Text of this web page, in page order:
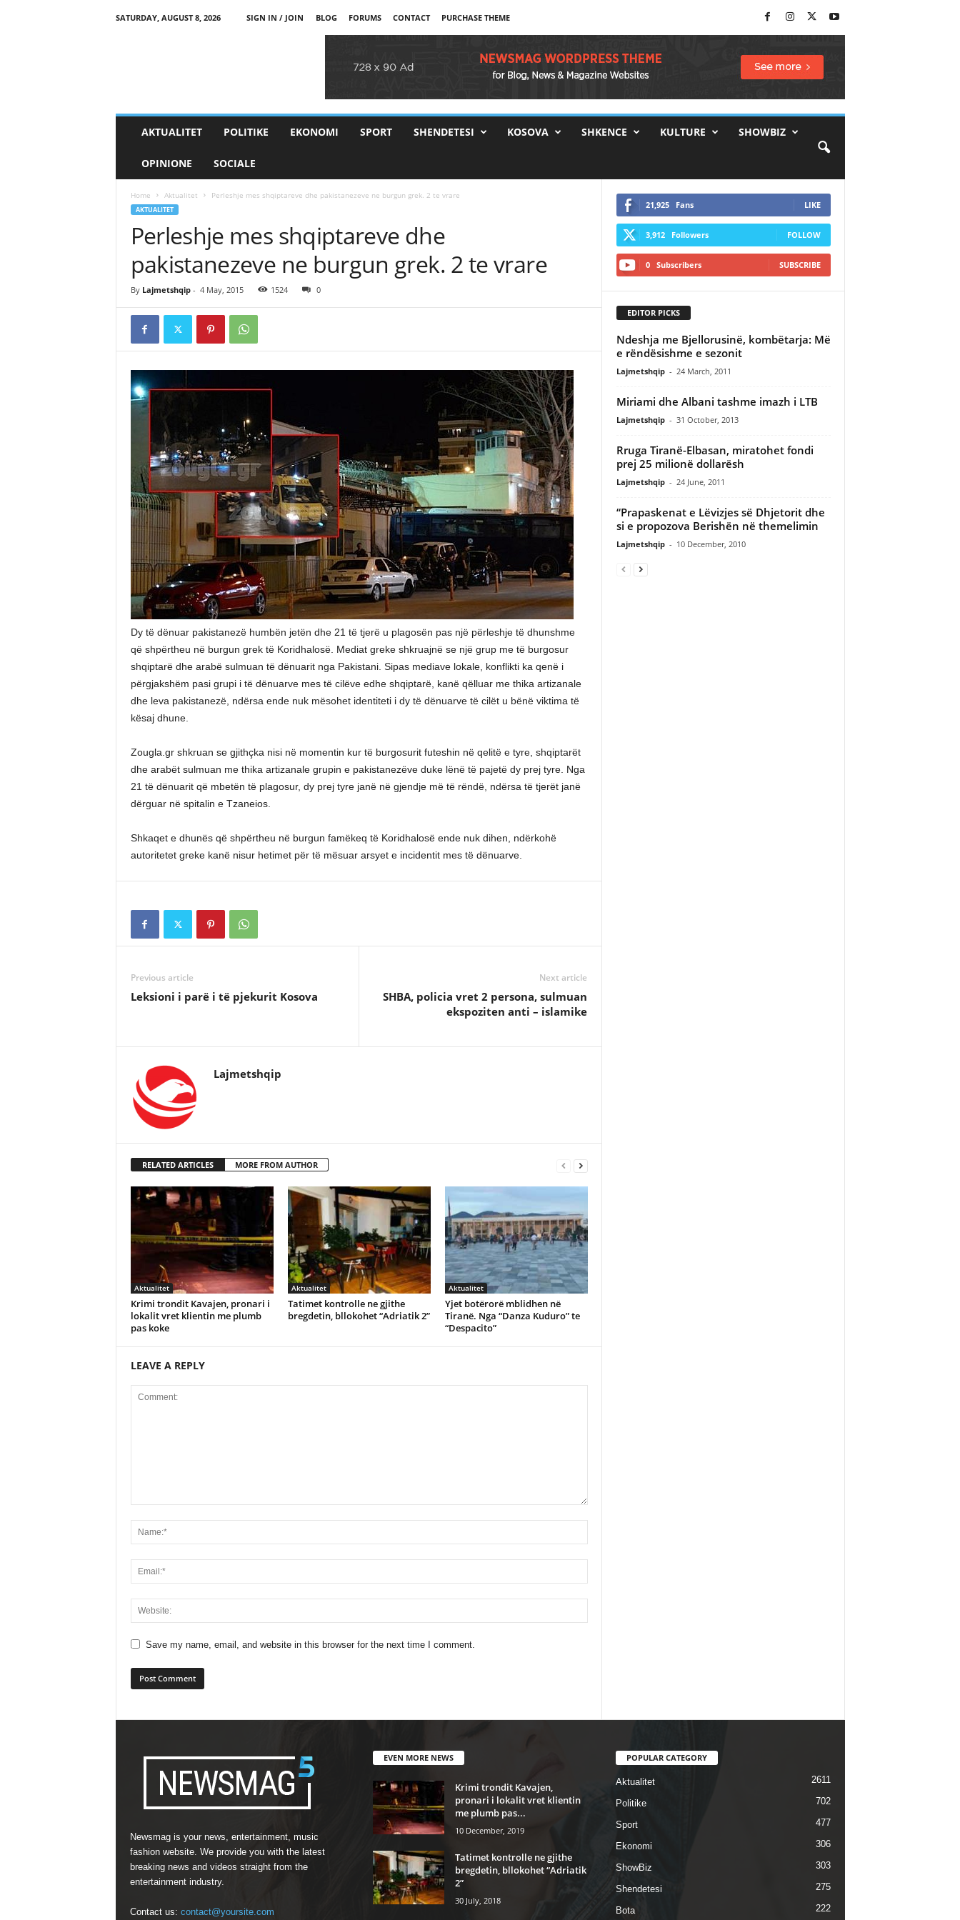
SATURDAY, AUGUST 8, 2026 SIGN IN / JOIN BLOG FORUMS CONTACT PURCHASE THEME
AKTUALITET POLITIKE EKONOMI SPORT SHENDETESI KOSOVA SHKENCE KULTURE SHOWBIZ
OPINIONE SOCIALE
Home Aktualitet Perleshje mes shqiptareve dhe pakistanezeve ne burgun grek. 2 te vrare
AKTUALITET
Perleshje mes shqiptareve dhe
pakistanezeve ne burgun grek. 2 te vrare
By Lajmetshqip- 4 May, 2015 1524 0
Dy të dënuar pakistanezë humbën jetën dhe 21 të tjerë u plagosën pas një përleshje të dhunshme
që shpërtheu në burgun grek të Koridhalosë. Mediat greke shkruajnë se një grup me të burgosur
shqiptarë dhe arabë sulmuan të dënuarit nga Pakistani. Sipas mediave lokale, konflikti ka qenë i
përgjakshëm pasi grupi i të dënuarve mes të cilëve edhe shqiptarë, kanë qëlluar me thika artizanale
dhe leva pakistanezë, ndërsa ende nuk mësohet identiteti i dy të dënuarve të cilët u bënë viktima të
kësaj dhune.
Zougla.gr shkruan se gjithçka nisi në momentin kur të burgosurit futeshin në qelitë e tyre, shqiptarët
dhe arabët sulmuan me thika artizanale grupin e pakistanezëve duke lënë të pajetë dy prej tyre. Nga
21 të dënuarit që mbetën të plagosur, dy prej tyre janë në gjendje më të rëndë, ndërsa të tjerët janë
dërguar në spitalin e Tzaneios.
Shkaqet e dhunës që shpërtheu në burgun famëkeq të Koridhalosë ende nuk dihen, ndërkohë
autoritetet greke kanë nisur hetimet për të mësuar arsyet e incidentit mes të dënuarve.
Previous article
Leksioni i parë i të pjekurit Kosova
Next article
SHBA, policia vret 2 persona, sulmuan
ekspoziten anti – islamike
Lajmetshqip
RELATED ARTICLES MORE FROM AUTHOR
Aktualitet
Krimi trondit Kavajen, pronari i
lokalit vret klientin me plumb
pas koke
Aktualitet
Tatimet kontrolle ne gjithe
bregdetin, bllokohet “Adriatik 2”
Aktualitet
Yjet botërorë mblidhen në
Tiranë. Nga “Danza Kuduro” te
“Despacito”
LEAVE A REPLY
Save my name, email, and website in this browser for the next time I comment.
21,925 Fans LIKE
3,912 Followers FOLLOW
0 Subscribers SUBSCRIBE
EDITOR PICKS
Ndeshja me Bjellorusinë, kombëtarja: Më
e rëndësishme e sezonit
Lajmetshqip - 24 March, 2011
Miriami dhe Albani tashme imazh i LTB
Lajmetshqip - 31 October, 2013
Rruga Tiranë-Elbasan, miratohet fondi
prej 25 milionë dollarësh
Lajmetshqip - 24 June, 2011
“Prapaskenat e Lëvizjes së Dhjetorit dhe
si e propozova Berishën në themelimin
Lajmetshqip - 10 December, 2010
Newsmag is your news, entertainment, music
fashion website. We provide you with the latest
breaking news and videos straight from the
entertainment industry.
Contact us: contact@yoursite.com
EVEN MORE NEWS
Krimi trondit Kavajen,
pronari i lokalit vret klientin
me plumb pas...
10 December, 2019
Tatimet kontrolle ne gjithe
bregdetin, bllokohet “Adriatik
2”
30 July, 2018
POPULAR CATEGORY
Aktualitet 2611
Politike 702
Sport 477
Ekonomi 306
ShowBiz 303
Shendetesi 275
Bota 222